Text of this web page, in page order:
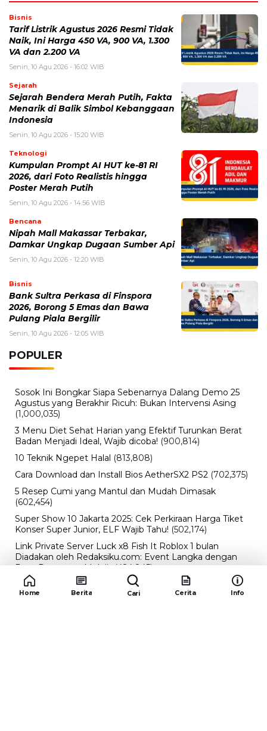
Bisnis
Tarif Listrik Agustus 2026 Resmi Tidak
Naik, Ini Harga 450 VA, 900 VA, 1.300
VA dan 2.200 VA
Senin, 10 Agu 2026 - 16:02 WIB
Sejarah
Sejarah Bendera Merah Putih, Fakta
Menarik di Balik Simbol Kebanggaan
Indonesia
Senin, 10 Agu 2026 - 15:20 WIB
Teknologi
Kumpulan Prompt AI HUT ke-81 RI
2026, dari Foto Realistis hingga
Poster Merah Putih
Senin, 10 Agu 2026 - 14:56 WIB
Bencana
Nipah Mall Makassar Terbakar,
Damkar Ungkap Dugaan Sumber Api
Senin, 10 Agu 2026 - 12:20 WIB
Bisnis
Bank Sultra Perkasa di Finspora
2026, Borong 5 Emas dan Bawa
Pulang Piala Bergilir
Senin, 10 Agu 2026 - 12:05 WIB
POPULER
Sosok Ini Bongkar Siapa Sebenarnya Dalang Demo 25
Agustus yang Berakhir Ricuh: Bukan Intervensi Asing
(1,000,035)
3 Menu Diet Sehat Harian yang Efektif Turunkan Berat
Badan Menjadi Ideal, Wajib dicoba! (900,814)
10 Teknik Ngepet Halal (813,808)
Cara Download dan Install Bios AetherSX2 PS2 (702,375)
5 Resep Cumi yang Mantul dan Mudah Dimasak
(602,454)
Super Show 10 Jakarta 2025: Cek Perkiraan Harga Tiket
Konser Super Junior, ELF Wajib Tahu! (502,174)
Link Private Server Luck x8 Fish It Roblox 1 bulan
Diadakan oleh Redaksiku.com: Event Langka dengan
Drop Rate yang Melejit (424,845)
10 Film Indonesia Tayang November 2024, Ada Film
Wulan Guritno! (352,112)
Home Berita Cari Cerita Info